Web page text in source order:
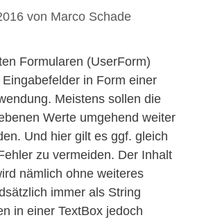
von Marco Schade
Formularen (UserForm)
in Form einer
Meistens sollen die
Werte umgehend weiter
Und hier gilt es ggf. gleich
zu vermeiden. Der Inhalt
nämlich ohne weiteres
immer als String
in einer TextBox jedoch